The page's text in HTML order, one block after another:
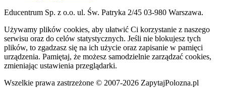
Educentrum Sp. z o.o. ul. Św. Patryka 2/45 03-980 Warszawa.
Używamy plików cookies, aby ułatwić Ci korzystanie z naszego
serwisu oraz do celów statystycznych. Jeśli nie blokujesz tych
plików, to zgadzasz się na ich użycie oraz zapisanie w pamięci
urządzenia. Pamiętaj, że możesz samodzielnie zarządzać cookies,
zmieniając ustawienia przeglądarki.
Wszelkie prawa zastrzeżone © 2007-2026 ZapytajPolozna.pl